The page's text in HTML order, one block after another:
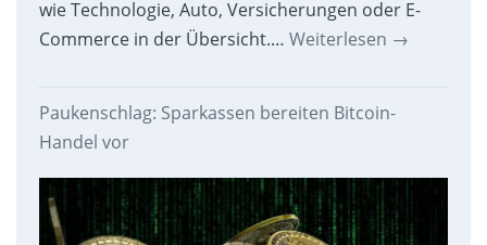
wie Technologie, Auto, Versicherungen oder E-
Commerce in der Übersicht.… Weiterlesen →
Paukenschlag: Sparkassen bereiten Bitcoin-
Handel vor